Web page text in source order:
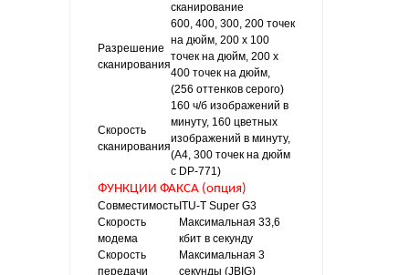
сканирование
Разрешение
сканирования
600, 400, 300, 200 точек
на дюйм, 200 x 100
точек на дюйм, 200 x
400 точек на дюйм,
(256 оттенков серого)
Скорость
сканирования
160 ч/б изображений в
минуту, 160 цветных
изображений в минуту,
(A4, 300 точек на дюйм
с DP-771)
ФУНКЦИИ ФАКСА (опция)
Совместимость ITU-T Super G3
Скорость
модема
Максимальная 33,6
кбит в секунду
Скорость
передачи
Максимальная 3
секунды (JBIG)